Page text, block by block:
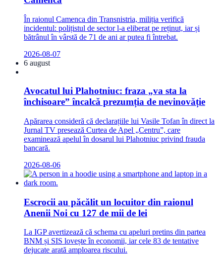
În raionul Camenca din Transnistria, miliția verifică
incidentul: polițistul de sector l-a eliberat pe reținut, iar și
bătrânul în vârstă de 71 de ani ar putea fi întrebat.
2026-08-07
6 august
Avocatul lui Plahotniuc: fraza „va sta la
închisoare” încalcă prezumția de nevinovăție
Apărarea consideră că declarațiile lui Vasile Tofan în direct la
Jurnal TV presează Curtea de Apel „Centru”, care
examinează apelul în dosarul lui Plahotniuc privind frauda
bancară.
2026-08-06
Escrocii au păcălit un locuitor din raionul
Anenii Noi cu 127 de mii de lei
La IGP avertizează că schema cu apeluri pretins din partea
BNM și SIS lovește în economii, iar cele 83 de tentative
dejucate arată amploarea riscului.